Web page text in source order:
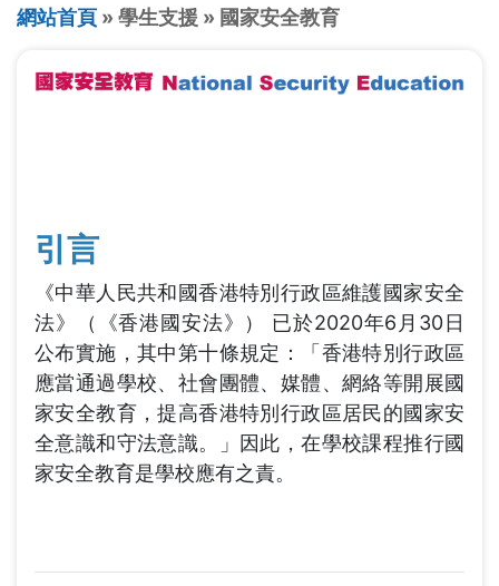
導
航
網站首頁 學生支援 國家安全教育
引言
《中華人民共和國香港特別行政區維護國家安全
法》（《香港國安法》） 已於2020年6月30日
公布實施，其中第十條規定：「香港特別行政區
應當通過學校、社會團體、媒體、網絡等開展國
家安全教育，提高香港特別行政區居民的國家安
全意識和守法意識。」因此，在學校課程推行國
家安全教育是學校應有之責。